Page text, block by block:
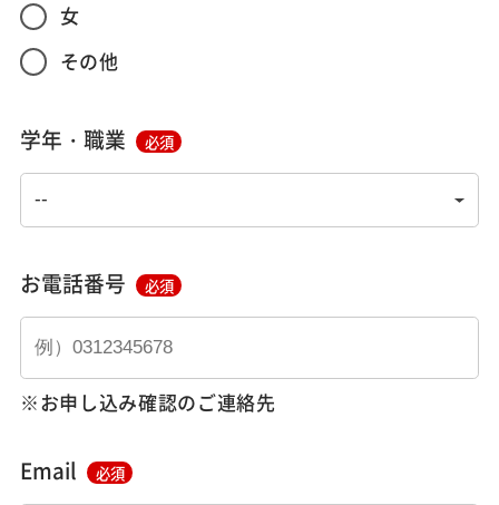
女
その他
学年・職業 必須
お電話番号 必須
※お申し込み確認のご連絡先
Email 必須